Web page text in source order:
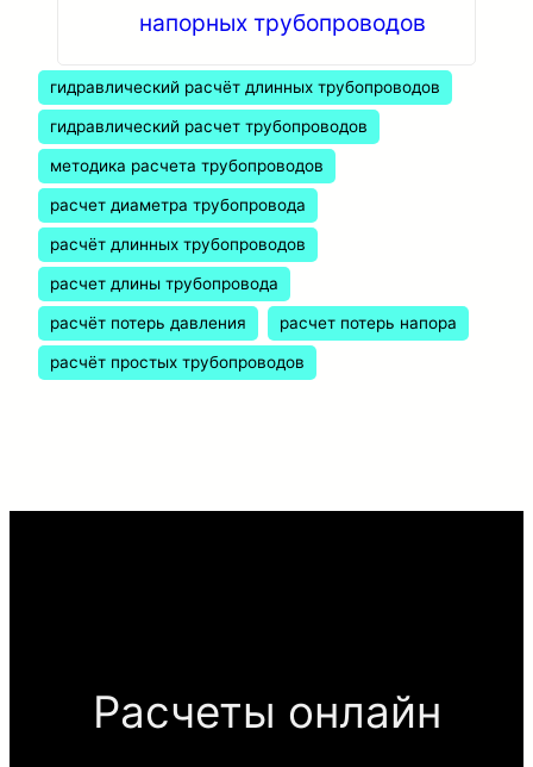
напорных трубопроводов
гидравлический расчёт длинных трубопроводов
гидравлический расчет трубопроводов
методика расчета трубопроводов
расчет диаметра трубопровода
расчёт длинных трубопроводов
расчет длины трубопровода
расчёт потерь давления расчет потерь напора
расчёт простых трубопроводов
Расчеты онлайн